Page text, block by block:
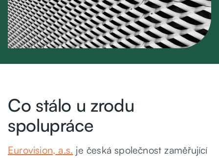
Co stálo u zrodu
spolupráce
Eurovision, a.s. je česká společnost zaměřující